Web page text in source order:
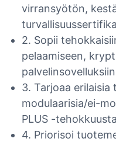
virransyötön,
2. Sopii
pelaamiseen,
3. Tarjoaa
modulaarisia/ei-
PLUS -
4. Priorisoi